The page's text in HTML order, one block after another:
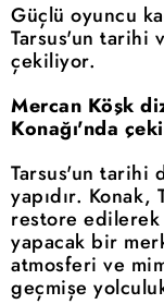
Güçlü oyuncu
Tarsus'un tarihi
çekiliyor.
Mercan Köşk
Konağı'nda
Tarsus'un tarihi
yapıdır. Konak,
restore
yapacak bir
atmosferi ve
geçmişe